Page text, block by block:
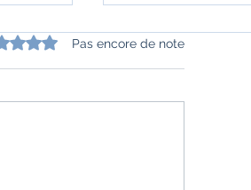
0 étoile sur 5.Pas encore de note